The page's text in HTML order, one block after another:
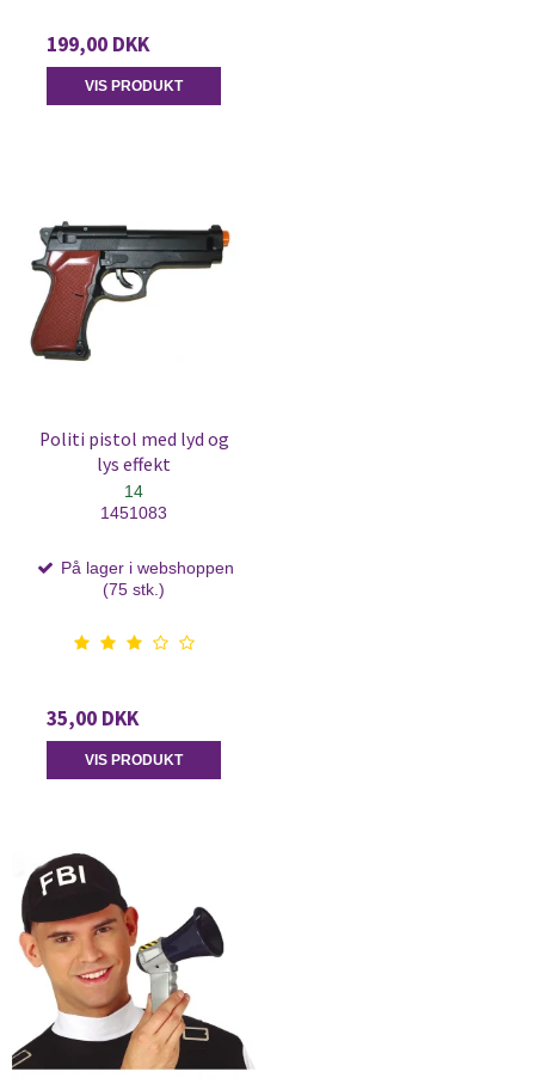
199,00 DKK
VIS PRODUKT
Politi pistol med lyd og
lys effekt
14
1451083
På lager i webshoppen
(75 stk.)
35,00 DKK
VIS PRODUKT